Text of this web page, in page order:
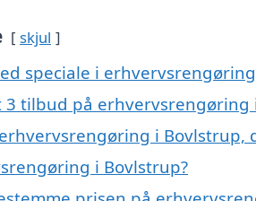
skjul
speciale i
tilbud på erhvervsrengøring
i Bovlstrup,
i Bovlstrup?